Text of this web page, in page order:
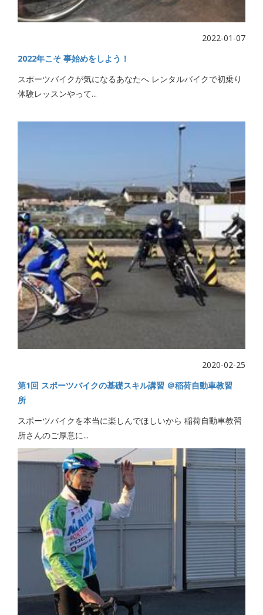
2022-01-07
2022年こそ 事始めをしよう！
スポーツバイクが気になるあなたへ レンタルバイクで初乗り
体験レッスンやって...
2020-02-25
第1回 スポーツバイクの基礎スキル講習 ＠稲荷自動車教習
所
スポーツバイクを本当に楽しんでほしいから 稲荷自動車教習
所さんのご厚意に...